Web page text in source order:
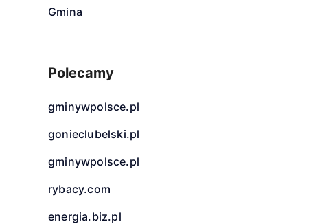
Gmina
Polecamy
gminywpolsce.pl
gonieclubelski.pl
gminywpolsce.pl
rybacy.com
energia.biz.pl